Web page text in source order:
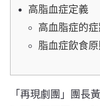
高脂血症定義
高血脂症的
脂血症飲食原
「再現劇團」團長